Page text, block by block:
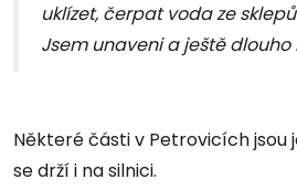
uklízet, čerpat voda ze
Jsem unaveni a ještě
Některé části v Petrovicích jsou
se drží i na silnici.